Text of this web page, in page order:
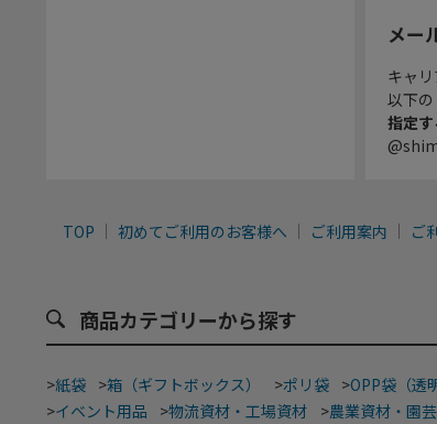
メー
キャ
以下
指定
TOP 初めてご利用のお客様へ ご利用案内 ご
商品カテゴリーから探す
>紙袋 >箱（ギフトボックス） >ポリ袋 >OPP袋（透
>イベント用品 >物流資材・工場資材 >農業資材・園